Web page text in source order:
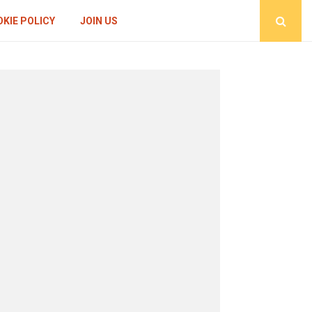
POLICY JOIN US